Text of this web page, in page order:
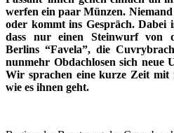
werfen ein paar Münzen.
oder kommt ins Gespräch. Dabei
dass nur einen Steinwurf von
Berlins “Favela”, die
nunmehr Obdachlosen sich neue
Wir sprachen eine kurze Zeit mit
wie es ihnen geht.